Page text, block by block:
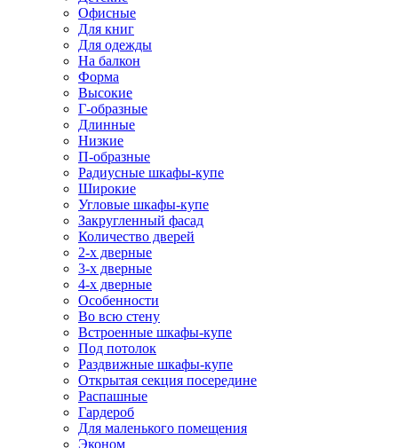
Офисные
Для книг
Для одежды
На балкон
Форма
Высокие
Г-образные
Длинные
Низкие
П-образные
Радиусные шкафы-купе
Широкие
Угловые шкафы-купе
Закругленный фасад
Количество дверей
2-х дверные
3-х дверные
4-х дверные
Особенности
Во всю стену
Встроенные шкафы-купе
Под потолок
Раздвижные шкафы-купе
Открытая секция посередине
Распашные
Гардероб
Для маленького помещения
Эконом